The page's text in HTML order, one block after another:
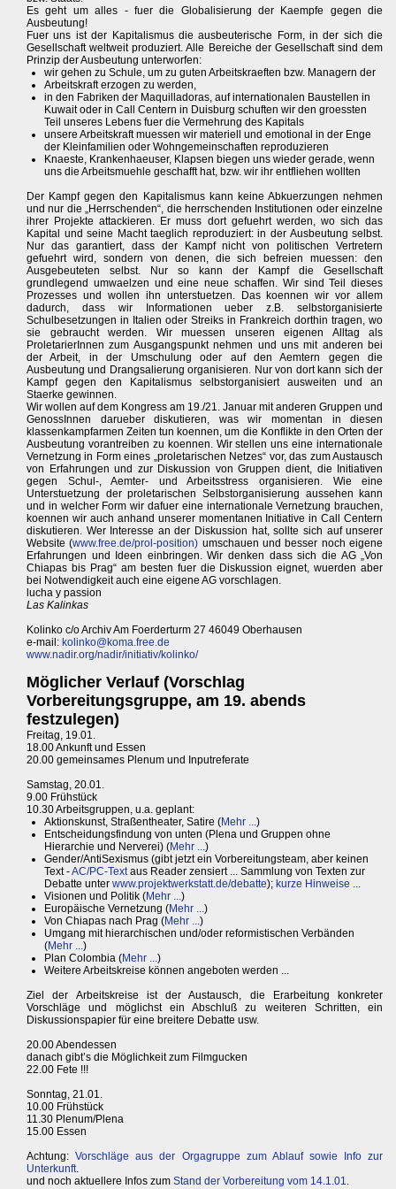
Es geht um alles - fuer die Globalisierung der Kaempfe gegen die
Ausbeutung!
Fuer uns ist der Kapitalismus die ausbeuterische Form, in der sich die
Gesellschaft weltweit produziert. Alle Bereiche der Gesellschaft sind dem
Prinzip der Ausbeutung unterworfen:
wir gehen zu Schule, um zu guten Arbeitskraeften bzw. Managern der
Arbeitskraft erzogen zu werden,
in den Fabriken der Maquilladoras, auf internationalen Baustellen in
Kuwait oder in Call Centern in Duisburg schuften wir den groessten
Teil unseres Lebens fuer die Vermehrung des Kapitals
unsere Arbeitskraft muessen wir materiell und emotional in der Enge
der Kleinfamilien oder Wohngemeinschaften reproduzieren
Knaeste, Krankenhaeuser, Klapsen biegen uns wieder gerade, wenn
uns die Arbeitsmuehle geschafft hat, bzw. wir ihr entfliehen wollten
Der Kampf gegen den Kapitalismus kann keine Abkuerzungen nehmen
und nur die „Herrschenden“, die herrschenden Institutionen oder einzelne
ihrer Projekte attackieren. Er muss dort gefuehrt werden, wo sich das
Kapital und seine Macht taeglich reproduziert: in der Ausbeutung selbst.
Nur das garantiert, dass der Kampf nicht von politischen Vertretern
gefuehrt wird, sondern von denen, die sich befreien muessen: den
Ausgebeuteten selbst. Nur so kann der Kampf die Gesellschaft
grundlegend umwaelzen und eine neue schaffen. Wir sind Teil dieses
Prozesses und wollen ihn unterstuetzen. Das koennen wir vor allem
dadurch, dass wir Informationen ueber z.B. selbstorganisierte
Schulbesetzungen in Italien oder Streiks in Frankreich dorthin tragen, wo
sie gebraucht werden. Wir muessen unseren eigenen Alltag als
ProletarierInnen zum Ausgangspunkt nehmen und uns mit anderen bei
der Arbeit, in der Umschulung oder auf den Aemtern gegen die
Ausbeutung und Drangsalierung organisieren. Nur von dort kann sich der
Kampf gegen den Kapitalismus selbstorganisiert ausweiten und an
Staerke gewinnen.
Wir wollen auf dem Kongress am 19./21. Januar mit anderen Gruppen und
GenossInnen darueber diskutieren, was wir momentan in diesen
klassenkampfarmen Zeiten tun koennen, um die Konflikte in den Orten der
Ausbeutung vorantreiben zu koennen. Wir stellen uns eine internationale
Vernetzung in Form eines „proletarischen Netzes“ vor, das zum Austausch
von Erfahrungen und zur Diskussion von Gruppen dient, die Initiativen
gegen Schul-, Aemter- und Arbeitsstress organisieren. Wie eine
Unterstuetzung der proletarischen Selbstorganisierung aussehen kann
und in welcher Form wir dafuer eine internationale Vernetzung brauchen,
koennen wir auch anhand unserer momentanen Initiative in Call Centern
diskutieren. Wer Interesse an der Diskussion hat, sollte sich auf unserer
Website (www.free.de/prol-position) umschauen und besser noch eigene
Erfahrungen und Ideen einbringen. Wir denken dass sich die AG „Von
Chiapas bis Prag“ am besten fuer die Diskussion eignet, wuerden aber
bei Notwendigkeit auch eine eigene AG vorschlagen.
lucha y passion
Las Kalinkas
Kolinko c/o Archiv Am Foerderturm 27 46049 Oberhausen
e-mail: kolinko@koma.free.de
www.nadir.org/nadir/initiativ/kolinko/
Möglicher Verlauf (Vorschlag
Vorbereitungsgruppe, am 19. abends
festzulegen)
Freitag, 19.01.
18.00 Ankunft und Essen
20.00 gemeinsames Plenum und Inputreferate
Samstag, 20.01.
9.00 Frühstück
10.30 Arbeitsgruppen, u.a. geplant:
Aktionskunst, Straßentheater, Satire (Mehr ...)
Entscheidungsfindung von unten (Plena und Gruppen ohne
Hierarchie und Nerverei) (Mehr ...)
Gender/AntiSexismus (gibt jetzt ein Vorbereitungsteam, aber keinen
Text -AC/PC-Textaus Reader zensiert ... Sammlung von Texten zur
Debatte unter www.projektwerkstatt.de/debatte); kurze Hinweise ...
Visionen und Politik (Mehr ...)
Europäische Vernetzung (Mehr ...)
Von Chiapas nach Prag (Mehr ...)
Umgang mit hierarchischen und/oder reformistischen Verbänden
(Mehr ...)
Plan Colombia (Mehr ...)
Weitere Arbeitskreise können angeboten werden ...
Ziel der Arbeitskreise ist der Austausch, die Erarbeitung konkreter
Vorschläge und möglichst ein Abschluß zu weiteren Schritten, ein
Diskussionspapier für eine breitere Debatte usw.
20.00 Abendessen
danach gibt’s die Möglichkeit zum Filmgucken
22.00 Fete !!!
Sonntag, 21.01.
10.00 Frühstück
11.30 Plenum/Plena
15.00 Essen
Achtung:Vorschläge aus der Orgagruppe zum Ablauf sowie Info zur
Unterkunft.
und noch aktuellere Infos zum Stand der Vorbereitung vom 14.1.01.